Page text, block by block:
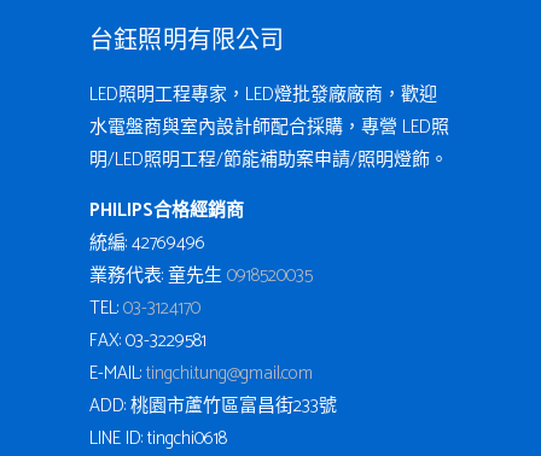
台鈺照明有限公司
LED照明工程專家，LED燈批發廠廠商，歡迎
水電盤商與室內設計師配合採購，專營 LED照
明/LED照明工程/節能補助案申請/照明燈飾。
PHILIPS合格經銷商
統編: 42769496
業務代表: 童先生0918520035
TEL:03-3124170
FAX: 03-3229581
E-MAIL:tingchi.tung@gmail.com
ADD: 桃園市蘆竹區富昌街233號
LINE ID: tingchi0618